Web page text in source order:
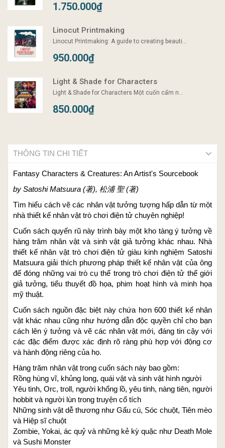
1.750.000₫
Linocut Printmaking
Linocut Printmaking: A guide to creating beauti...
950.000₫
Light & Shade for Characters
Light & Shade for Characters Một cuốn cẩm n...
850.000₫
THÔNG TIN CHI TIẾT
Fantasy Characters & Creatures: An Artist's Sourcebook
by Satoshi Matsuura (著), 松浦 聖 (著)
Tìm hiểu cách vẽ các nhân vật tưởng tượng hấp dẫn từ một
nhà thiết kế nhân vật trò chơi điện tử chuyên nghiệp!
Cuốn sách quyến rũ này trình bày một kho tàng ý tưởng về
hàng trăm nhân vật và sinh vật giả tưởng khác nhau. Nhà
thiết kế nhân vật trò chơi điện tử giàu kinh nghiệm Satoshi
Matsuura giải thích phương pháp thiết kế nhân vật của ông
để đóng những vai trò cụ thể trong trò chơi điện tử thế giới
giả tưởng, tiểu thuyết đồ họa, phim hoạt hình và minh họa
mỹ thuật.
Cuốn sách nguồn đặc biệt này chứa hơn 600 thiết kế nhân
vật khác nhau cũng như hướng dẫn độc quyền chỉ cho bạn
cách lên ý tưởng và vẽ các nhân vật mới, đáng tin cậy với
các đặc điểm được xác định rõ ràng phù hợp với động cơ
và hành động riêng của họ.
Hàng trăm nhân vật trong cuốn sách này bao gồm:
Rồng hùng vĩ, khủng long, quái vật và sinh vật hình người
Yêu tinh, Orc, troll, người khổng lồ, yêu tinh, nàng tiên, người
hobbit và người lùn trong truyện cổ tích
Những sinh vật dễ thương như Gấu cú, Sóc chuột, Tiên mèo
và Hiệp sĩ chuột
Zombie, Yokai, ác quỷ và những kẻ kỳ quặc như Death Mole
và Sushi Monster